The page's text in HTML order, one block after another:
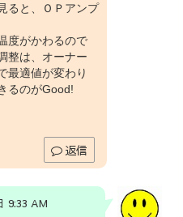
ると、ＯＰアンプ
度がかわるので
整は、オーナー
最適値が変わり
るのがGood!
返信
9:33 AM